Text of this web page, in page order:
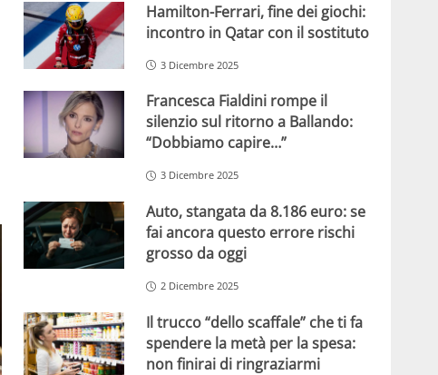
Hamilton-Ferrari, fine dei giochi:
incontro in Qatar con il sostituto
3 Dicembre 2025
Francesca Fialdini rompe il
silenzio sul ritorno a Ballando:
“Dobbiamo capire…”
3 Dicembre 2025
Auto, stangata da 8.186 euro: se
fai ancora questo errore rischi
grosso da oggi
2 Dicembre 2025
Il trucco “dello scaffale” che ti fa
spendere la metà per la spesa:
non finirai di ringraziarmi